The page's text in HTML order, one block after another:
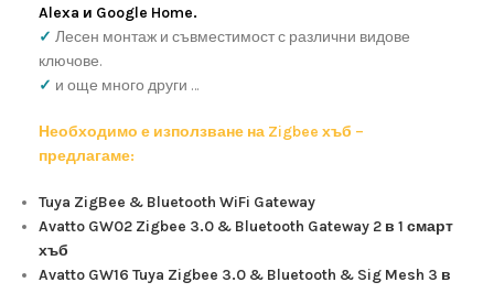
Alexa и Google Home.
✓ Лесен монтаж и съвместимост с различни видове
ключове.
✓ и още много други …
Необходимо е използване на Zigbee хъб –
предлагаме:
Tuya ZigBee & Bluetooth WiFi Gateway
Avatto GW02 Zigbee 3.0 & Bluetooth Gateway 2 в 1 смарт
хъб
Avatto GW16 Tuya Zigbee 3.0 & Bluetooth & Sig Mesh 3 в